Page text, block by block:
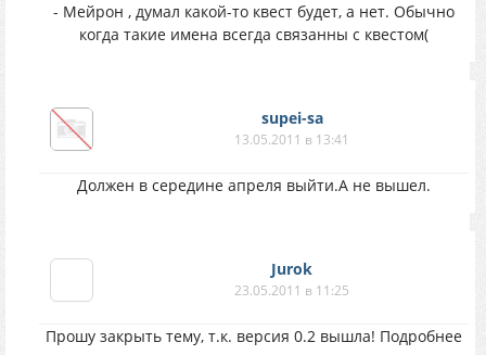
- Мейрон , думал какой-то квест будет, а нет. Обычно
когда такие имена всегда связанны с квестом(
supei-sa
13.05.2011 в 13:41
Должен в середине апреля выйти.А не вышел.
Jurok
23.05.2011 в 11:25
Прошу закрыть тему, т.к. версия 0.2 вышла! Подробнее